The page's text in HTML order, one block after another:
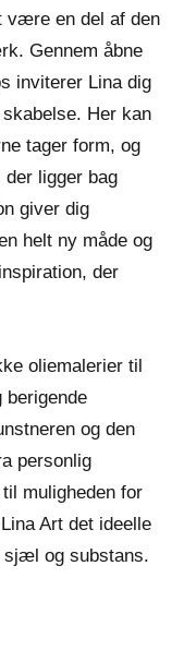
være en del af den
Gennem åbne
inviterer Lina dig
Her kan
tager form, og
ligger bag
giver dig
helt ny måde og
der
oliemalerier til
berigende
og den
personlig
muligheden for
Art det ideelle
sjæl og substans.